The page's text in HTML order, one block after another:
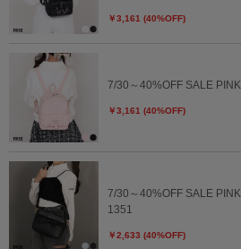
￥3,161 (40%OFF)
7/30～40%OFF SALE
￥3,161 (40%OFF)
7/30～40%OFF SALE
1351
￥2,633 (40%OFF)